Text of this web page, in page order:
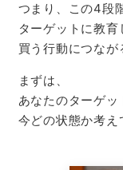
つまり、この4段
ターゲットに教
買う行動につなが
まずは、
あなたのターゲッ
今どの状態か考え